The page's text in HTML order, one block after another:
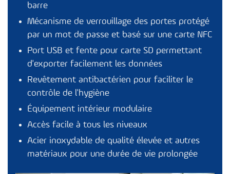
barre
Mécanisme de verrouillage des portes protégé
par un mot de passe et basé sur une carte NFC
Port USB et fente pour carte SD permettant
d'exporter facilement les données
Revêtement antibactérien pour faciliter le
contrôle de l'hygiène
Équipement intérieur modulaire
Accès facile à tous les niveaux
Acier inoxydable de qualité élevée et autres
matériaux pour une durée de vie prolongée